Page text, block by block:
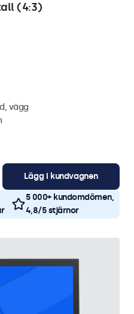
(4:3)
vägg
Lägg i kundvagnen
5 000+ kundomdömen,
4,8/5 stjärnor